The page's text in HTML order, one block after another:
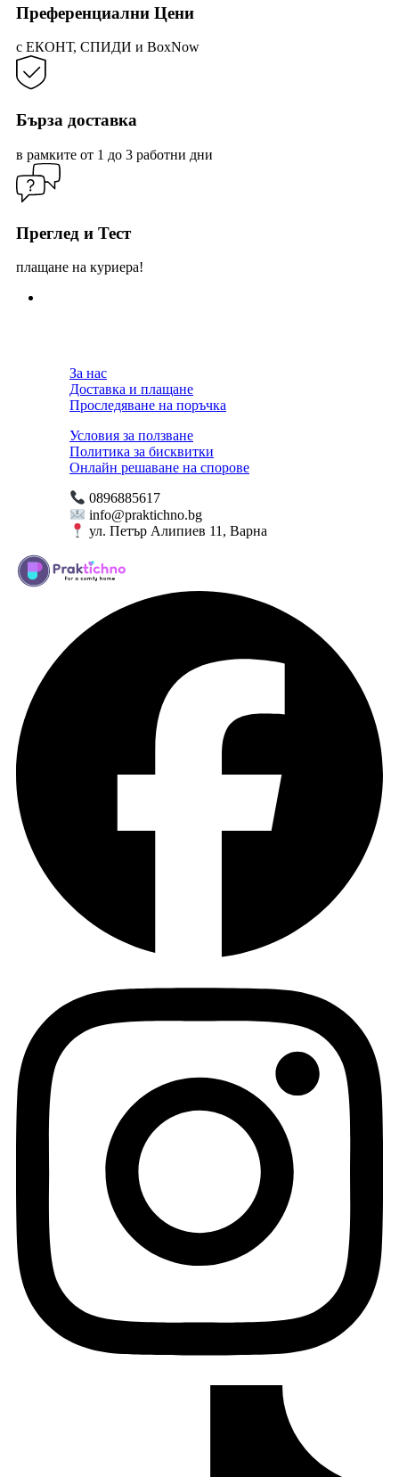
Преференциални Цени
с ЕКОНТ, СПИДИ и BoxNow
Бърза доставка
в рамките от 1 до 3 работни дни
Преглед и Тест
плащане на куриера!
За нас
Доставка и плащане
Проследяване на поръчка
Условия за ползване
Политика за бисквитки
Онлайн решаване на спорове
0896885617
info@praktichno.bg
ул. Петър Алипиев 11, Варна